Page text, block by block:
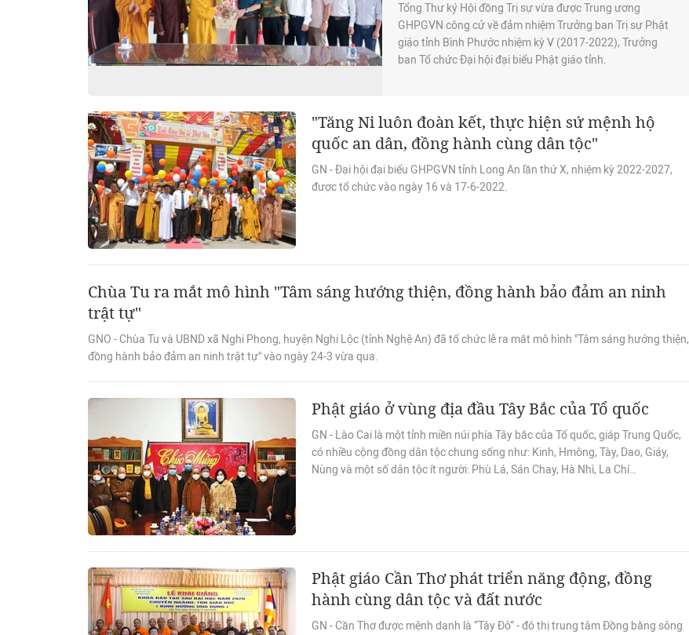
Tổng Thư ký Hội đồng Trị sự vừa được Trung ương
GHPGVN công cử về đảm nhiệm Trưởng ban Trị sự Phật
giáo tỉnh Bình Phước nhiệm kỳ V (2017-2022), Trưởng
ban Tổ chức Đại hội đại biểu Phật giáo tỉnh.
"Tăng Ni luôn đoàn kết, thực hiện sứ mệnh hộ
quốc an dân, đồng hành cùng dân tộc"
GN - Đại hội đại biểu GHPGVN tỉnh Long An lần thứ X, nhiệm kỳ 2022-2027,
được tổ chức vào ngày 16 và 17-6-2022.
Chùa Tu ra mắt mô hình "Tâm sáng hướng thiện, đồng hành bảo đảm an ninh
trật tự"
GNO - Chùa Tu và UBND xã Nghi Phong, huyện Nghi Lộc (tỉnh Nghệ An) đã tổ chức lễ ra mắt mô hình "Tâm sáng hướng thiện,
đồng hành bảo đảm an ninh trật tự" vào ngày 24-3 vừa qua.
Phật giáo ở vùng địa đầu Tây Bắc của Tổ quốc
GN - Lào Cai là một tỉnh miền núi phía Tây bắc của Tổ quốc, giáp Trung Quốc,
có nhiều cộng đồng dân tộc chung sống như: Kinh, Hmông, Tày, Dao, Giáy,
Nùng và một số dân tộc ít người: Phù Lá, Sán Chay, Hà Nhì, La Chí…
Phật giáo Cần Thơ phát triển năng động, đồng
hành cùng dân tộc và đất nước
GN - Cần Thơ được mệnh danh là “Tây Đô” - đô thị trung tâm Đồng bằng sông